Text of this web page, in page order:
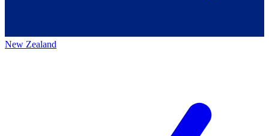
New Zealand